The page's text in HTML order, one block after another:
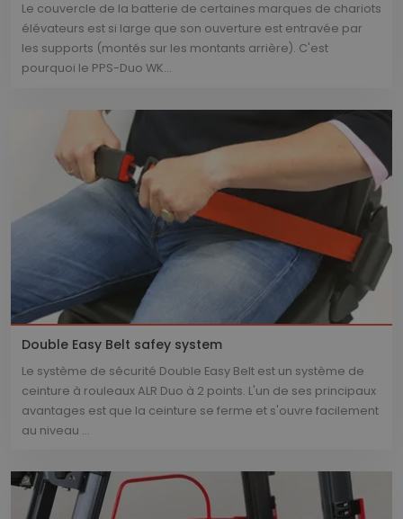
Le couvercle de la batterie de certaines marques de chariots
élévateurs est si large que son ouverture est entravée par
les supports (montés sur les montants arrière). C'est
pourquoi le PPS-Duo WK...
Double Easy Belt safey system
Le système de sécurité Double Easy Belt est un système de
ceinture à rouleaux ALR Duo à 2 points. L'un de ses principaux
avantages est que la ceinture se ferme et s'ouvre facilement
au niveau ...